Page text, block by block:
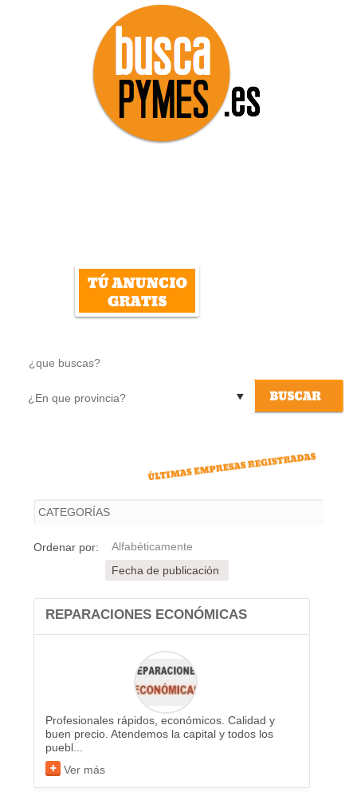
Ordenar por:
Alfabéticamente
Fecha de publicación
REPARACIONES ECONÓMICAS
Profesionales rápidos, económicos. Calidad y
buen precio. Atendemos la capital y todos los
puebl...
Ver más